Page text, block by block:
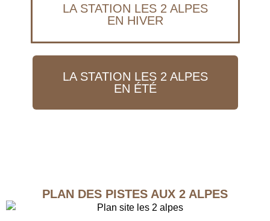
LA STATION LES 2 ALPES
EN HIVER
LA STATION LES 2 ALPES
EN ÉTÉ
PLAN DES PISTES AUX 2 ALPES